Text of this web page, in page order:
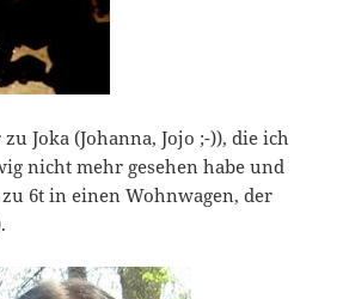
Joka (Johanna, Jojo ;-)), die ich
nicht mehr gesehen habe und
6t in einen Wohnwagen, der